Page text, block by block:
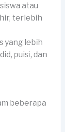
atau
terlebih
yang lebih
puisi, dan
beberapa